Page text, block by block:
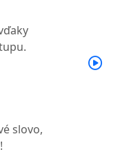
slovo,